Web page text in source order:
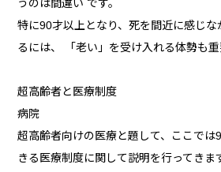
うのは間違い です。
特に90才以上となり、死を間近に感じ
るには、 「老い」を受け入れる体勢も重
超高齢者と医療制度
病院
超高齢者向けの医療と題して、ここでは
きる医療制度に関して説明を行ってきま